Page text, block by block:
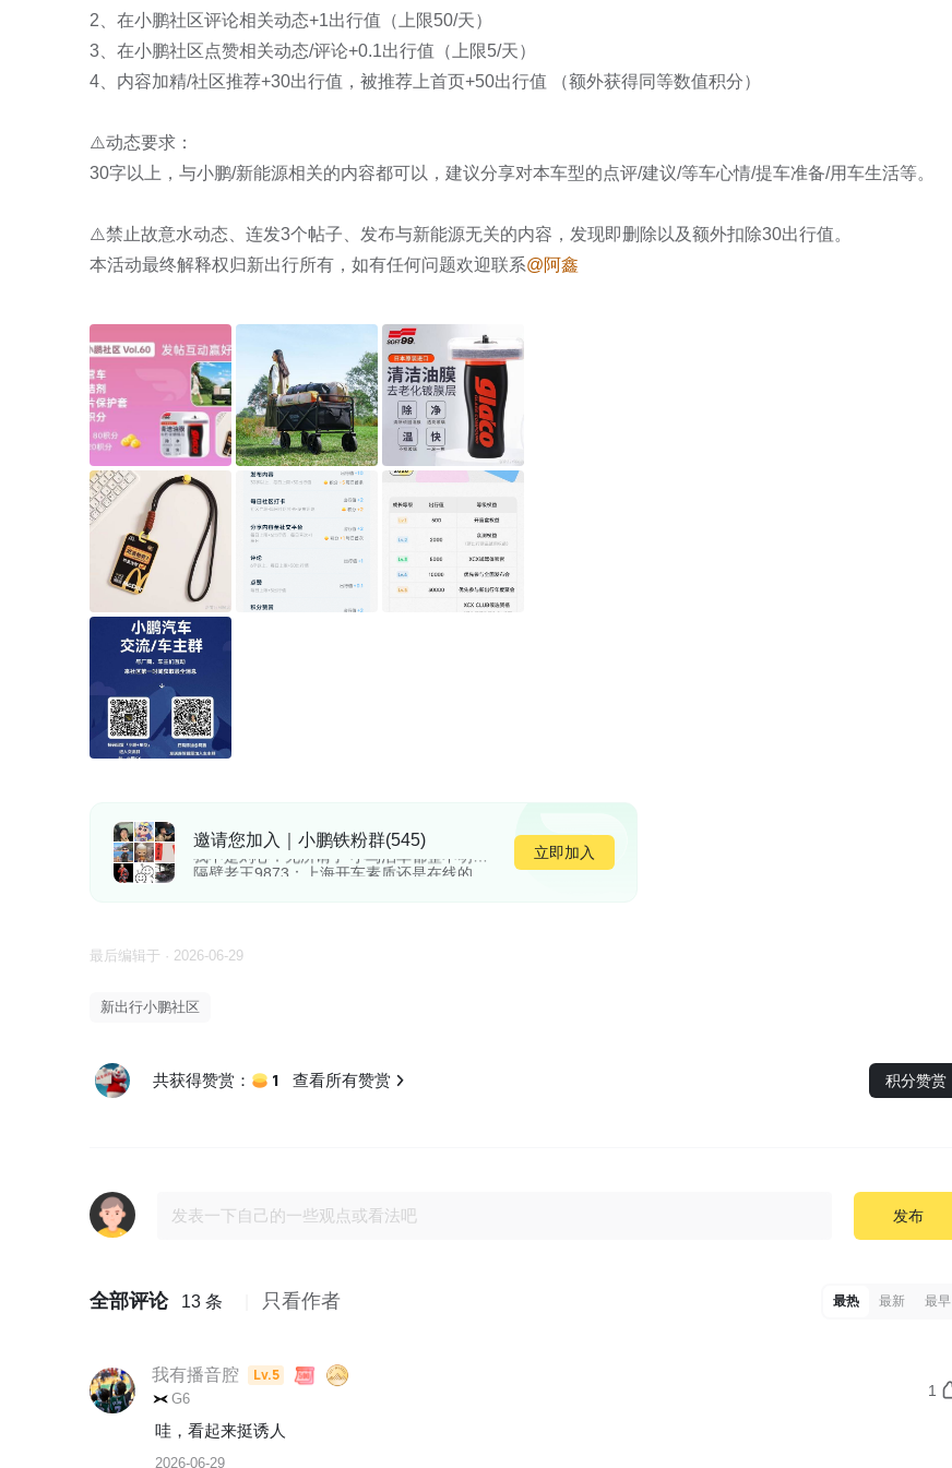
2、在小鹏社区评论相关动态+1出行值（上限50/天）
3、在小鹏社区点赞相关动态/评论+0.1出行值（上限5/天）
4、内容加精/社区推荐+30出行值，被推荐上首页+50出行值 （额外获得同等数值积分）
⚠️动态要求：
30字以上，与小鹏/新能源相关的内容都可以，建议分享对本车型的点评/建议/等车心情/提车准备/用车生活等。
⚠️禁止故意水动态、连发3个帖子、发布与新能源无关的内容，发现即删除以及额外扣除30出行值。
本活动最终解释权归新出行所有，如有任何问题欢迎联系@阿鑫
邀请您加入｜小鹏铁粉群(545)
隔壁老王9873：上海开车素质还是在线的
隔壁老王9873：上海开车素质还是在线的
立即加入
最后编辑于 · 2026-06-29
新出行小鹏社区
共获得赞赏： 1 查看所有赞赏 积分赞赏
发布
全部评论 13 条 只看作者 最热 最新 最早
我有播音腔 Lv.5
G6 1
哇，看起来挺诱人
2026-06-29